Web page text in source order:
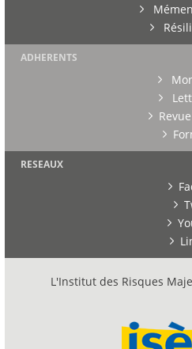
ADHERENTS
RESEAUX
L'Institut des Risques